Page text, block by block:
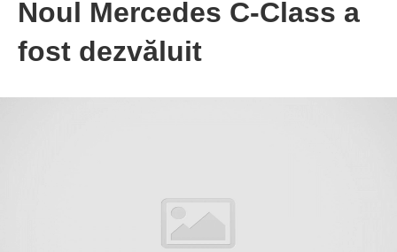
Noul Mercedes C-Class a
fost dezvăluit